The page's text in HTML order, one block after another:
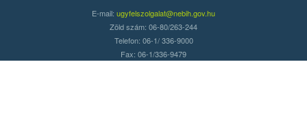
E-mail: ugyfelszolgalat@nebih.gov.hu
Zöld szám: 06-80/263-244
Telefon: 06-1/ 336-9000
Fax: 06-1/336-9479